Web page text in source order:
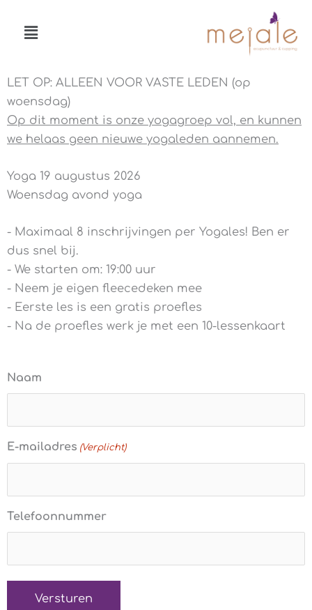
naarMenu
LET OP: ALLEEN VOOR VASTE LEDEN (op
woensdag)
Op dit moment is onze yogagroep vol, en kunnen
we helaas geen nieuwe yogaleden aannemen.
Yoga 19 augustus 2026
Woensdag avond yoga
- Maximaal 8 inschrijvingen per Yogales! Ben er
dus snel bij.
- We starten om: 19:00 uur
- Neem je eigen fleecedeken mee
- Eerste les is een gratis proefles
- Na de proefles werk je met een 10-lessenkaart
Naam
E-mailadres (Verplicht)
Telefoonnummer